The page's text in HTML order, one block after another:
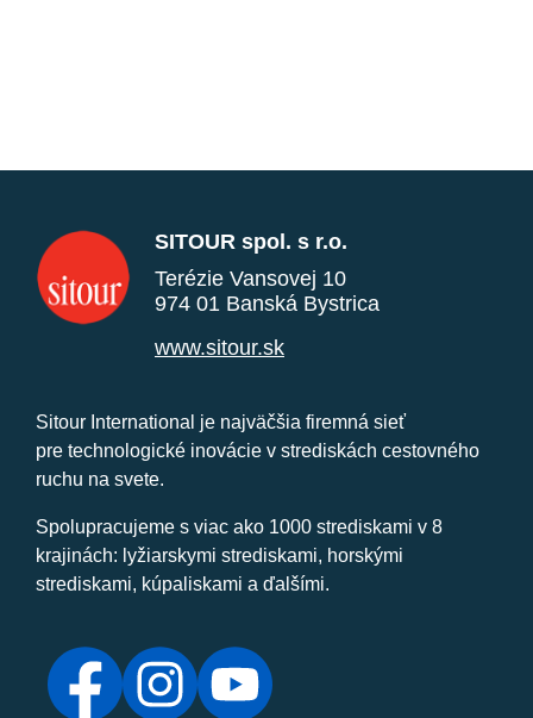
SITOUR spol. s r.o.
Terézie Vansovej 10
974 01 Banská Bystrica
www.sitour.sk
Sitour International je najväčšia firemná sieť
pre technologické inovácie v strediskách cestovného
ruchu na svete.
Spolupracujeme s viac ako 1000 strediskami v 8
krajinách: lyžiarskymi strediskami, horskými
strediskami, kúpaliskami a ďalšími.